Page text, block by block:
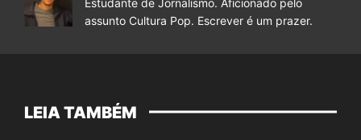
assunto Cultura Pop. Escrever é um prazer.
LEIA TAMBÉM